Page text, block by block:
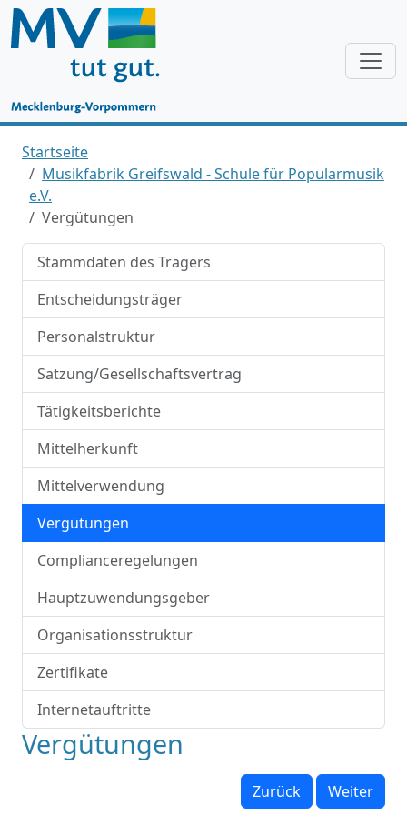
Startseite
Musikfabrik Greifswald - Schule für Popularmusik
e.V.
Vergütungen
Stammdaten des Trägers
Entscheidungsträger
Personalstruktur
Satzung/Gesellschaftsvertrag
Tätigkeitsberichte
Mittelherkunft
Mittelverwendung
Vergütungen
Complianceregelungen
Hauptzuwendungsgeber
Organisationsstruktur
Zertifikate
Internetauftritte
Vergütungen
Zurück Weiter